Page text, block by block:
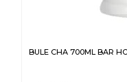
BULE CHA 700ML BAR